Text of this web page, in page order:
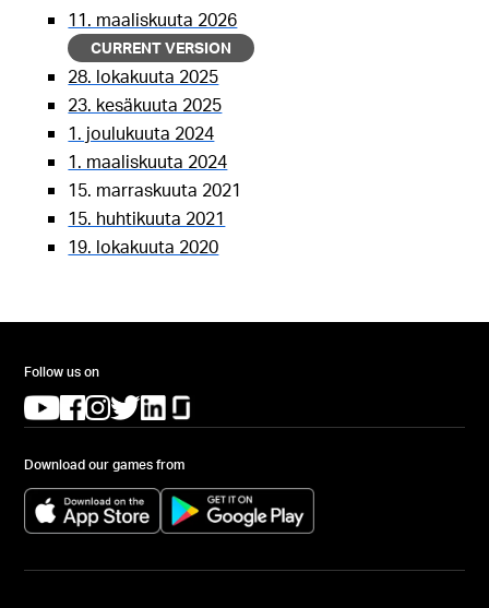
11. maaliskuuta 2026
CURRENT VERSION
28. lokakuuta 2025
23. kesäkuuta 2025
1. joulukuuta 2024
1. maaliskuuta 2024
15. marraskuuta 2021
15. huhtikuuta 2021
19. lokakuuta 2020
Follow us on
(opens in a new tab)
(opens in a new tab)
(opens in a new tab)
(opens in a new tab)
(opens in a new tab)
Download our games from
(opens in a new tab) (opens in a new tab)